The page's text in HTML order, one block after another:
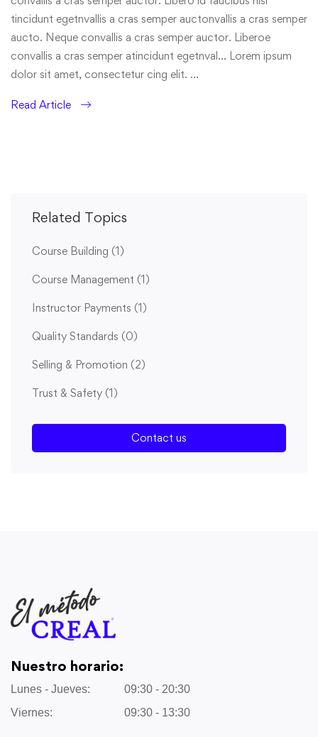
tincidunt egetnvallis a cras semper auctonvallis a cras semper
aucto. Neque convallis a cras semper auctor. Liberoe
convallis a cras semper atincidunt egetnval… Lorem ipsum
dolor sit amet, consectetur cing elit. …
Read Article
Related Topics
Course Building (1)
Course Management (1)
Instructor Payments (1)
Quality Standards (0)
Selling & Promotion (2)
Trust & Safety (1)
Contact us
Nuestro horario:
Lunes - Jueves:
09:30 - 20:30
Viernes:
09:30 - 13:30